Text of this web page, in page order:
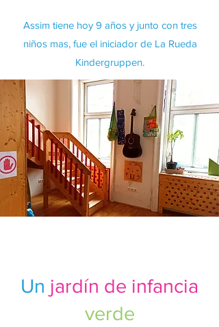
Assim tiene hoy 9 años y junto con tres
niños mas, fue el iniciador de La Rueda
Kindergruppen.
Un jardín de infancia
verde